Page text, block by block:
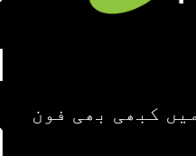
کبھی بھی فون